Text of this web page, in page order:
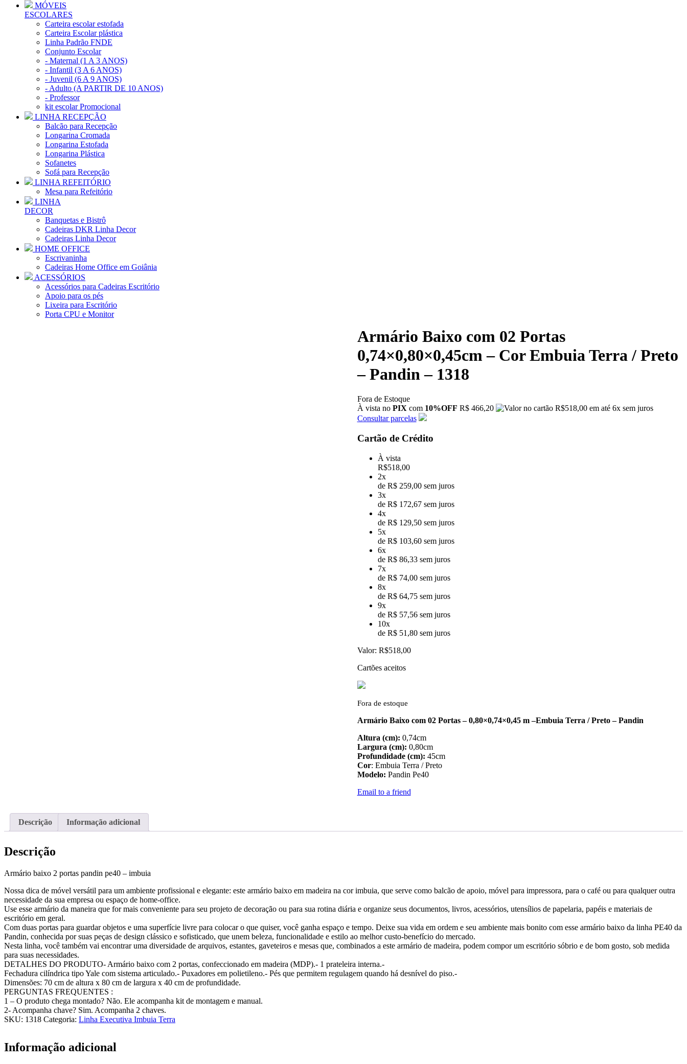
MÓVEIS
ESCOLARES
Carteira escolar estofada
Carteira Escolar plástica
Linha Padrão FNDE
Conjunto Escolar
- Maternal (1 A 3 ANOS)
- Infantil (3 A 6 ANOS)
- Juvenil (6 A 9 ANOS)
- Adulto (A PARTIR DE 10 ANOS)
- Professor
kit escolar Promocional
LINHA RECEPÇÃO
Balcão para Recepção
Longarina Cromada
Longarina Estofada
Longarina Plástica
Sofanetes
Sofá para Recepção
LINHA REFEITÓRIO
Mesa para Refeitório
LINHA
DECOR
Banquetas e Bistrô
Cadeiras DKR Linha Decor
Cadeiras Linha Decor
HOME OFFICE
Escrivaninha
Cadeiras Home Office em Goiânia
ACESSÓRIOS
Acessórios para Cadeiras Escritório
Apoio para os pés
Lixeira para Escritório
Porta CPU e Monitor
Armário Baixo com 02 Portas
0,74×0,80×0,45cm – Cor Embuia Terra / Preto
– Pandin – 1318
Fora de Estoque
À vista no PIX com 10%OFF R$ 466,20 R$518,00 em até 6x sem juros
Consultar parcelas
Cartão de Crédito
À vista
R$518,00
2x
de R$ 259,00 sem juros
3x
de R$ 172,67 sem juros
4x
de R$ 129,50 sem juros
5x
de R$ 103,60 sem juros
6x
de R$ 86,33 sem juros
7x
de R$ 74,00 sem juros
8x
de R$ 64,75 sem juros
9x
de R$ 57,56 sem juros
10x
de R$ 51,80 sem juros
Valor: R$518,00
Cartões aceitos
Fora de estoque
Armário Baixo com 02 Portas – 0,80×0,74×0,45 m –Embuia Terra / Preto – Pandin
Altura (cm): 0,74cm
Largura (cm): 0,80cm
Profundidade (cm): 45cm
Cor: Embuia Terra / Preto
Modelo: Pandin Pe40
Email to a friend
Descrição Informação adicional
Descrição
Armário baixo 2 portas pandin pe40 – imbuia
Nossa dica de móvel versátil para um ambiente profissional e elegante: este armário baixo em madeira na cor imbuia, que serve como balcão de apoio, móvel para impressora, para o café ou para qualquer outra
necessidade da sua empresa ou espaço de home-office.
Use esse armário da maneira que for mais conveniente para seu projeto de decoração ou para sua rotina diária e organize seus documentos, livros, acessórios, utensílios de papelaria, papéis e materiais de
escritório em geral.
Com duas portas para guardar objetos e uma superfície livre para colocar o que quiser, você ganha espaço e tempo. Deixe sua vida em ordem e seu ambiente mais bonito com esse armário baixo da linha PE40 da
Pandin, conhecida por suas peças de design clássico e sofisticado, que unem beleza, funcionalidade e estilo ao melhor custo-benefício do mercado.
Nesta linha, você também vai encontrar uma diversidade de arquivos, estantes, gaveteiros e mesas que, combinados a este armário de madeira, podem compor um escritório sóbrio e de bom gosto, sob medida
para suas necessidades.
DETALHES DO PRODUTO- Armário baixo com 2 portas, confeccionado em madeira (MDP).- 1 prateleira interna.-
Fechadura cilíndrica tipo Yale com sistema articulado.- Puxadores em polietileno.- Pés que permitem regulagem quando há desnível do piso.-
Dimensões: 70 cm de altura x 80 cm de largura x 40 cm de profundidade.
PERGUNTAS FREQUENTES :
1 – O produto chega montado? Não. Ele acompanha kit de montagem e manual.
2- Acompanha chave? Sim. Acompanha 2 chaves.
SKU: 1318 Categoria: Linha Executiva Imbuia Terra
Informação adicional